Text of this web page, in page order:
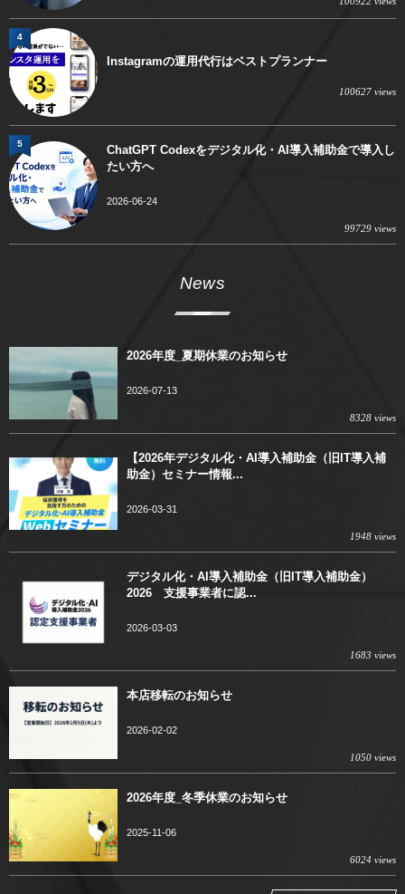
Instagramの運用代行はベストプランナー
100627 views
4
ChatGPT Codexをデジタル化・AI導入補助金で導入し
たい方へ
2026-06-24
99729 views
5
News
2026年度_夏期休業のお知らせ
2026-07-13
8328 views
【2026年デジタル化・AI導入補助金（旧IT導入補
助金）セミナー情報...
2026-03-31
1948 views
デジタル化・AI導入補助金（旧IT導入補助金）
2026 支援事業者に認...
2026-03-03
1683 views
本店移転のお知らせ
2026-02-02
1050 views
2026年度_冬季休業のお知らせ
2025-11-06
6024 views